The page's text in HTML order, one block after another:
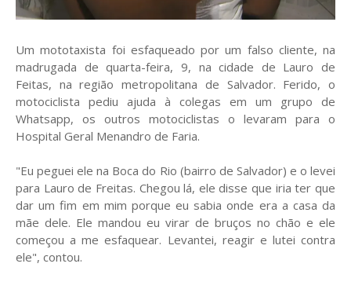
Um mototaxista foi esfaqueado por um falso cliente, na
madrugada de quarta-feira, 9, na cidade de Lauro de
Feitas, na região metropolitana de Salvador. Ferido, o
motociclista pediu ajuda à colegas em um grupo de
Whatsapp, os outros motociclistas o levaram para o
Hospital Geral Menandro de Faria.
"Eu peguei ele na Boca do Rio (bairro de Salvador) e o levei
para Lauro de Freitas. Chegou lá, ele disse que iria ter que
dar um fim em mim porque eu sabia onde era a casa da
mãe dele. Ele mandou eu virar de bruços no chão e ele
começou a me esfaquear. Levantei, reagir e lutei contra
ele", contou.